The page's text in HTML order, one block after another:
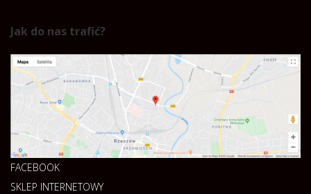
Jak do nas trafić?
FACEBOOK
SKLEP INTERNETOWY